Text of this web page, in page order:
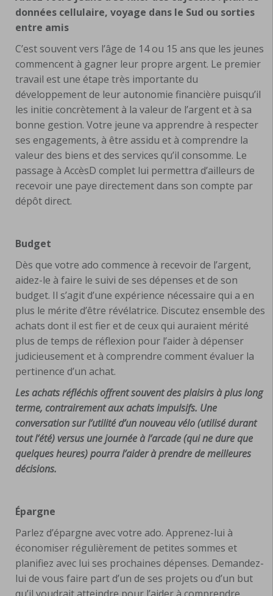
données cellulaire, voyage dans le Sud ou sorties
entre amis
C’est souvent vers l’âge de 14 ou 15 ans que les jeunes
commencent à gagner leur propre argent. Le premier
travail est une étape très importante du
développement de leur autonomie financière puisqu’il
les initie concrètement à la valeur de l’argent et à sa
bonne gestion. Votre jeune va apprendre à respecter
ses engagements, à être assidu et à comprendre la
valeur des biens et des services qu’il consomme. Le
passage à AccèsD complet lui permettra d’ailleurs de
recevoir une paye directement dans son compte par
dépôt direct.
Budget
Dès que votre ado commence à recevoir de l’argent,
aidez-le à faire le suivi de ses dépenses et de son
budget. Il s’agit d’une expérience nécessaire qui a en
plus le mérite d’être révélatrice. Discutez ensemble des
achats dont il est fier et de ceux qui auraient mérité
plus de temps de réflexion pour l’aider à dépenser
judicieusement et à comprendre comment évaluer la
pertinence d’un achat.
Les achats réfléchis offrent souvent des plaisirs à plus long
terme, contrairement aux achats impulsifs. Une
conversation sur l’utilité d’un nouveau vélo (utilisé durant
tout l’été) versus une journée à l’arcade (qui ne dure que
quelques heures) pourra l’aider à prendre de meilleures
décisions.
Épargne
Parlez d’épargne avec votre ado. Apprenez-lui à
économiser régulièrement de petites sommes et
planifiez avec lui ses prochaines dépenses. Demandez-
lui de vous faire part d’un de ses projets ou d’un but